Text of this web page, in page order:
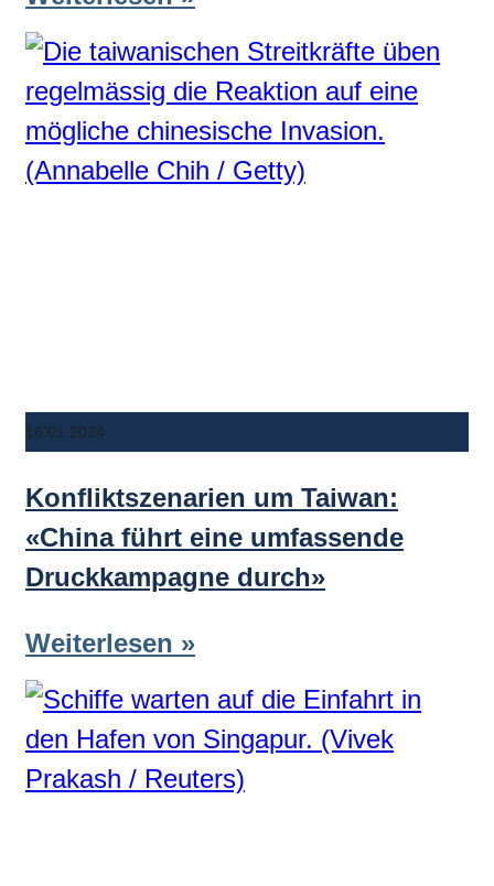
18.01.2024
Konfliktszenarien um Taiwan:
«China führt eine umfassende
Druckkampagne durch»
Weiterlesen »